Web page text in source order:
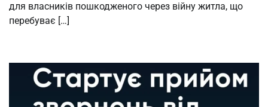
для власників пошкодженого через війну житла, що
перебуває […]